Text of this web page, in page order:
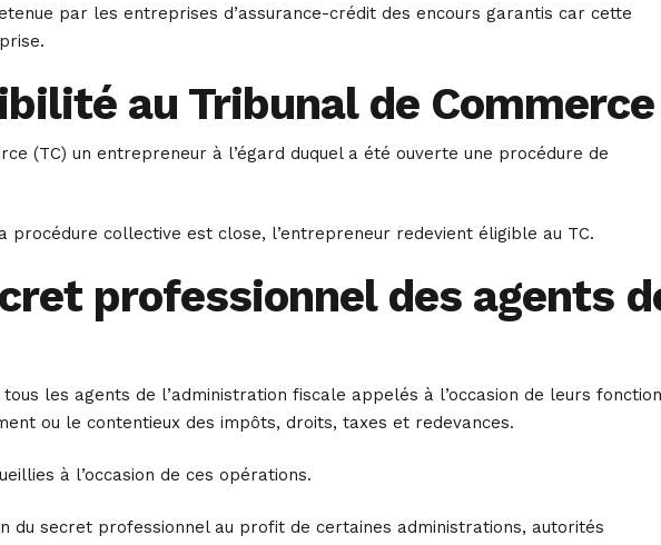
par les entreprises d’assurance-crédit des encours garantis car cette
au Tribunal de Commerce
(TC) un entrepreneur à l’égard duquel a été ouverte une procédure de
collective est close, l’entrepreneur redevient éligible au TC.
professionnel des agents
les agents de l’administration fiscale appelés à l’occasion de leurs
ou le contentieux des impôts, droits, taxes et redevances.
à l’occasion de ces opérations.
du secret professionnel au profit de certaines administrations, autorités